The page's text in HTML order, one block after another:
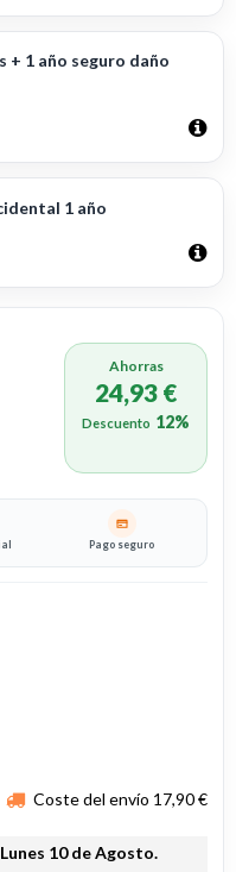
+ 1 año seguro daño
1 año
Ahorras
24,93 €
Descuento 12%
Pago seguro
Coste del envío 17,90 €
10 de Agosto.